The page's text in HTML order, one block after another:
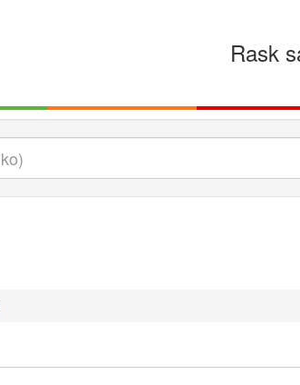
Rask